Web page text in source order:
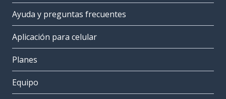
Ayuda y preguntas frecuentes
Aplicación para celular
Planes
Equipo